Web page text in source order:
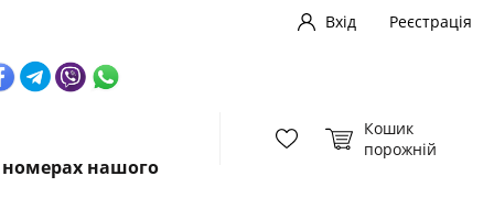
Вхід
Реєстрація
номерах нашого
Кошик
порожній